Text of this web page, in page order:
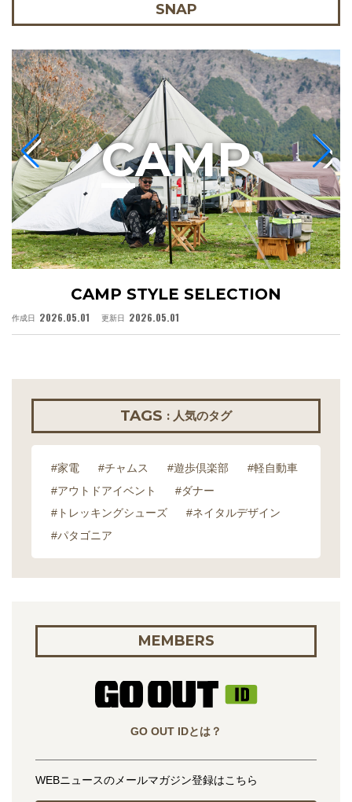
SNAP
CAMP STYLE SELECTION
作成日 2026.05.01 更新日 2026.05.01
CAMP
TAGS : 人気のタグ
#家電 #チャムス #遊歩倶楽部
#軽自動車
#アウトドアイベント
#ダナー
#トレッキングシューズ
#ネイタルデザイン
#パタゴニア
MEMBERS
GO OUT IDとは？
WEBニュースのメールマガジン登録はこちら